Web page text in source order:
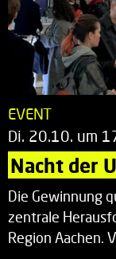
EVENT
Di. 20.10. um
Nacht der
Die Gewinnung
zentrale
Region Aachen.